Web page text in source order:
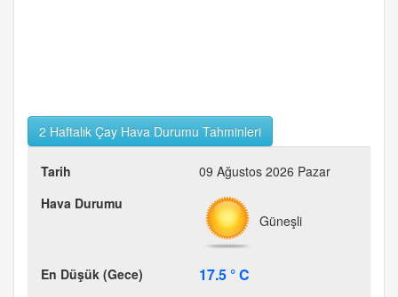
2 Haftalık Çay Hava Durumu Tahminleri
09 Ağustos 2026 Pazar
Güneşli
17.5 ° C